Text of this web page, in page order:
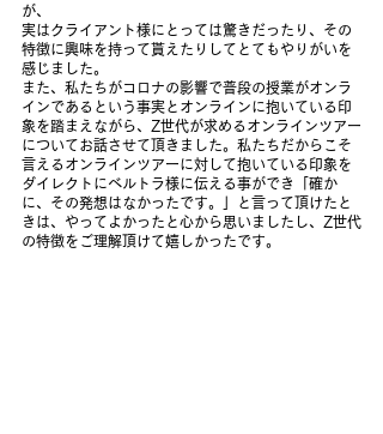
が、
実はクライアント様にとっては驚きだったり、その
特徴に興味を持って貰えたりしてとてもやりがいを
感じました。
また、私たちがコロナの影響で普段の授業がオンラ
インであるという事実とオンラインに抱いている印
象を踏まえながら、Z世代が求めるオンラインツアー
についてお話させて頂きました。私たちだからこそ
言えるオンラインツアーに対して抱いている印象を
ダイレクトにベルトラ様に伝える事ができ「確か
に、その発想はなかったです。」と言って頂けたと
きは、やってよかったと心から思いましたし、Z世代
の特徴をご理解頂けて嬉しかったです。